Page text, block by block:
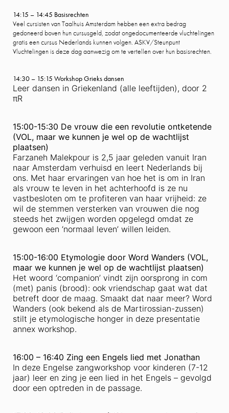
14:15 – 14:45 Basisrechten
Veel cursisten van Taalhuis Amsterdam hebben een extra bedrag
gedoneerd boven hun cursusgeld, zodat ongedocumenteerde vluchtelingen
gratis een cursus Nederlands kunnen volgen. ASKV/Steunpunt
Vluchtelingen is deze dag aanwezig om te vertellen over hun basisrechten.
14:30 – 15:15 Workshop Grieks dansen
Leer dansen in Griekenland (alle leeftijden), door 2
πR
15:00-15:30 De vrouw die een revolutie ontketende
(VOL, maar we kunnen je wel op de wachtlijst
plaatsen)
Farzaneh Malekpour is 2,5 jaar geleden vanuit Iran
naar Amsterdam verhuisd en leert Nederlands bij
ons. Met haar ervaringen van hoe het is om in Iran
als vrouw te leven in het achterhoofd is ze nu
vastbesloten om te profiteren van haar vrijheid: ze
wil de stemmen versterken van vrouwen die nog
steeds het zwijgen worden opgelegd omdat ze
gewoon een ‘normaal leven’ willen leiden.
15:00-16:00 Etymologie door Word Wanders (VOL,
maar we kunnen je wel op de wachtlijst plaatsen)
Het woord ‘companion’ vindt zijn oorsprong in com
(met) panis (brood): ook vriendschap gaat wat dat
betreft door de maag. Smaakt dat naar meer? Word
Wanders (ook bekend als de Martirossian-zussen)
stilt je etymologische honger in deze presentatie
annex workshop.
16:00 – 16:40 Zing een Engels lied met Jonathan
In deze Engelse zangworkshop voor kinderen (7-12
jaar) leer en zing je een lied in het Engels – gevolgd
door een optreden in de passage.